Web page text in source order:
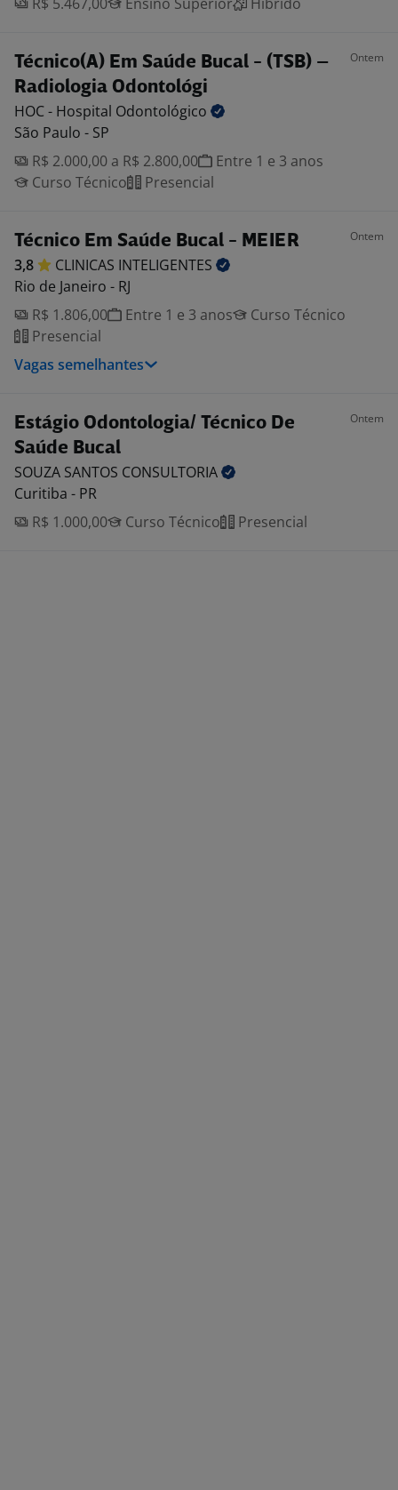
Técnico(A) Em Saúde Bucal - (TSB) –
Radiologia Odontológi
Ontem
HOC - Hospital Odontológico
São Paulo - SP
R$ 2.000,00 a R$ 2.800,00
Entre 1 e 3 anos
Curso Técnico
Presencial
Técnico Em Saúde Bucal - MEIER Ontem
3,8 CLINICAS INTELIGENTES
Rio de Janeiro - RJ
R$ 1.806,00
Entre 1 e 3 anos
Curso Técnico
Presencial
Vagas semelhantes
Estágio Odontologia/ Técnico De
Saúde Bucal
Ontem
SOUZA SANTOS CONSULTORIA
Curitiba - PR
R$ 1.000,00
Curso Técnico Presencial